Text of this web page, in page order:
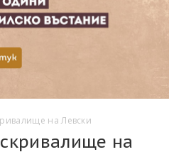
на Левски
на